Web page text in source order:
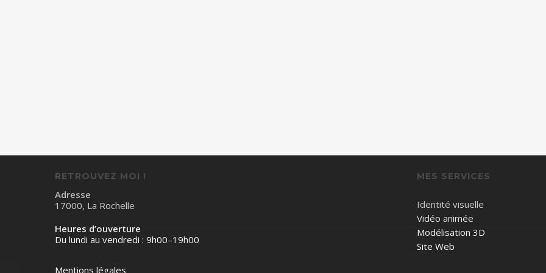
RETROUVEZ MOI !
Adresse
17000, La Rochelle
Heures d’ouverture
Du lundi au vendredi : 9h00–19h00
Mentions légales
MES SERVICES
Identité visuelle
Vidéo animée
Modélisation 3D
Site Web